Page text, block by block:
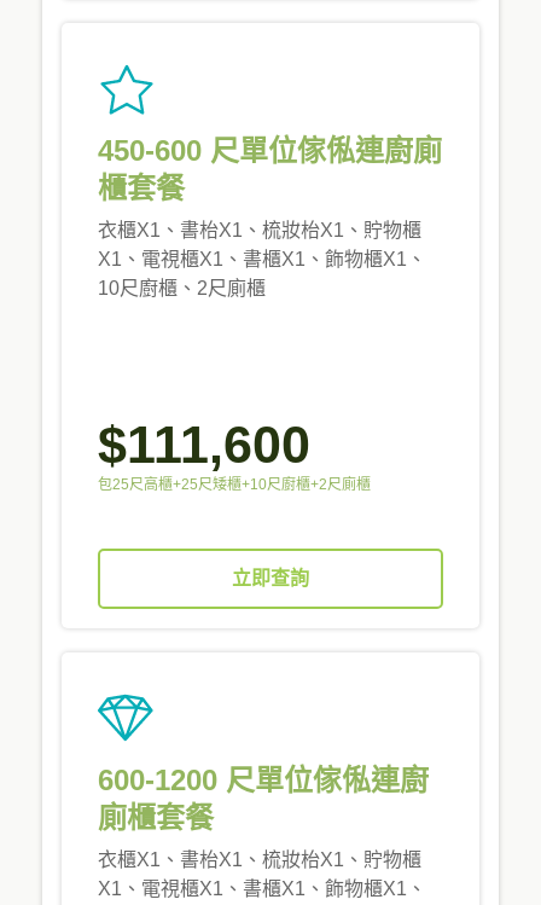
450-600 尺單位傢俬連廚廁
櫃套餐
衣櫃X1、書枱X1、梳妝枱X1、貯物櫃
X1、電視櫃X1、書櫃X1、飾物櫃X1、
10尺廚櫃、2尺廁櫃
$111,600
包25尺高櫃+25尺矮櫃+10尺廚櫃+2尺廁櫃
立即查詢
600-1200 尺單位傢俬連廚
廁櫃套餐
衣櫃X1、書枱X1、梳妝枱X1、貯物櫃
X1、電視櫃X1、書櫃X1、飾物櫃X1、